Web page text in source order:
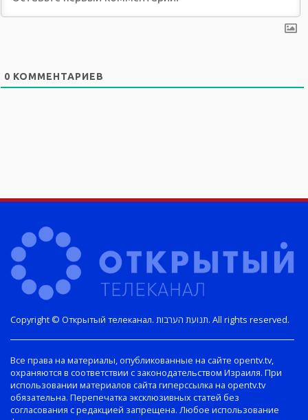
0 КОММЕНТАРИЕВ
Copyright © Открытый телеканал. תנועת הערבות. All rights reserved.
Все права на материалы, опубликованные на сайте opentv.tv,
охраняются в соответствии с законодательством Израиля. При
использовании материалов сайта гиперссылка на opentv.tv
обязательна. Перепечатка эксклюзивных статей без
согласования с редакцией запрещена. Любое использование